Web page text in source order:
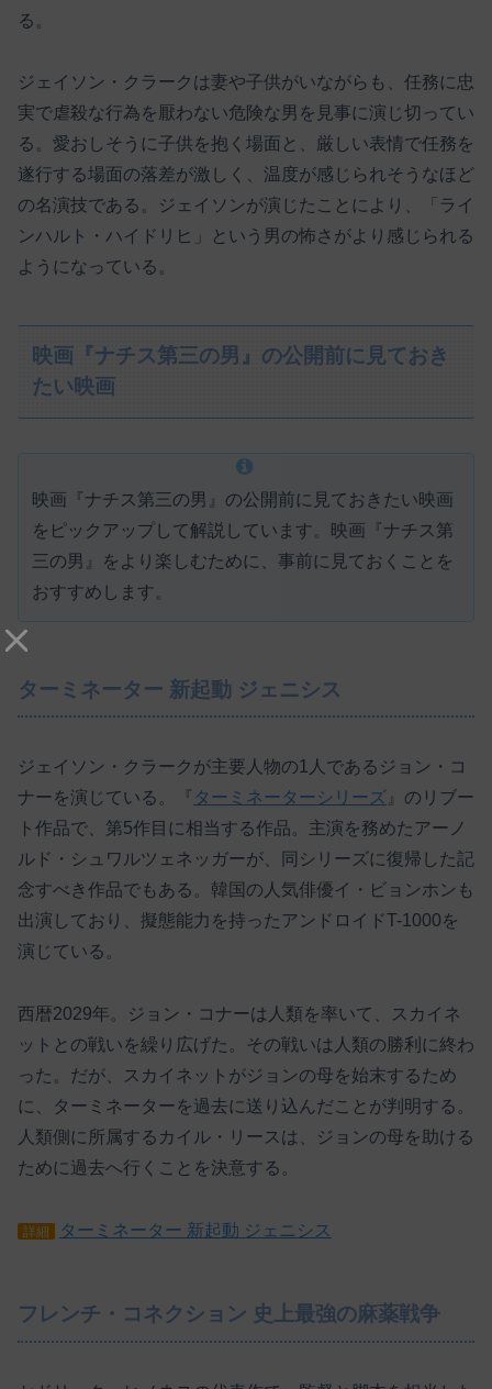
る。
ジェイソン・クラークは妻や子供がいながらも、任務に忠
実で虐殺な行為を厭わない危険な男を見事に演じ切ってい
る。愛おしそうに子供を抱く場面と、厳しい表情で任務を
遂行する場面の落差が激しく、温度が感じられそうなほど
の名演技である。ジェイソンが演じたことにより、「ライ
ンハルト・ハイドリヒ」という男の怖さがより感じられる
ようになっている。
映画『ナチス第三の男』の公開前に見ておき
たい映画
映画『ナチス第三の男』の公開前に見ておきたい映画
をピックアップして解説しています。映画『ナチス第
三の男』をより楽しむために、事前に見ておくことを
おすすめします。
ターミネーター 新起動 ジェニシス
ジェイソン・クラークが主要人物の1人であるジョン・コ
ナーを演じている。『 ターミネーターシリーズ 』のリブー
ト作品で、第5作目に相当する作品。主演を務めたアーノ
ルド・シュワルツェネッガーが、同シリーズに復帰した記
念すべき作品でもある。韓国の人気俳優イ・ビョンホンも
出演しており、擬態能力を持ったアンドロイドT-1000を
演じている。
西暦2029年。ジョン・コナーは人類を率いて、スカイネ
ットとの戦いを繰り広げた。その戦いは人類の勝利に終わ
った。だが、スカイネットがジョンの母を始末するため
に、ターミネーターを過去に送り込んだことが判明する。
人類側に所属するカイル・リースは、ジョンの母を助ける
ために過去へ行くことを決意する。
詳細 ターミネーター 新起動 ジェニシス
フレンチ・コネクション 史上最強の麻薬戦争